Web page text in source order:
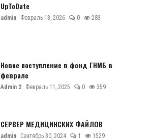
UpToDate
admin Февраль 13, 2026 0 283
Новое поступление в фонд ГНМБ в
феврале
Admin 2 Февраль 11, 2025 0 359
СЕРВЕР МЕДИЦИНСКИХ ФАЙЛОВ
admin Сентябрь 30, 2024 1 1529